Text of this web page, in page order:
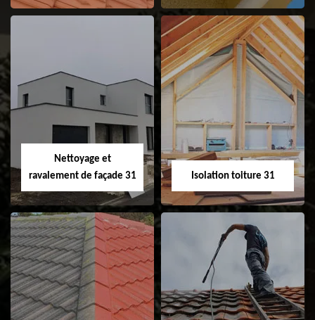
Pose et
changement de
fenêtre de toit et
Velux 31
Nettoyage et pose
Nettoyage et
ravalement de façade 31
Nettoyage et
ravalement de
Isolation toiture 31
Isolation toiture 31